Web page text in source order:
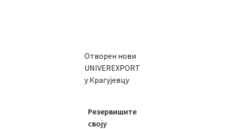
Отворен нови
UNIVEREXPORT
у Крагујевцу
Резервишите
своју